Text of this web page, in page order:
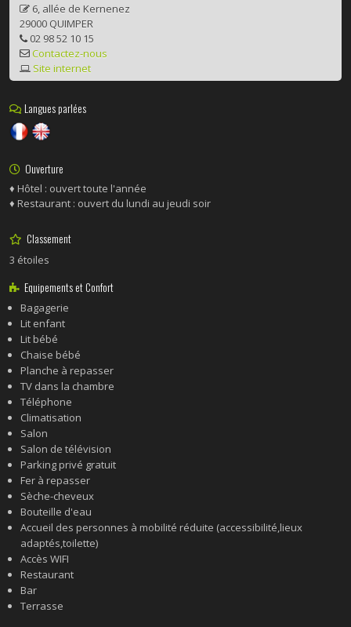
6, allée de Kernenez
29000 QUIMPER
02 98 52 10 15
Contactez-nous
Site internet
Langues parlées
Ouverture
♦ Hôtel : ouvert toute l'année
♦ Restaurant : ouvert du lundi au jeudi soir
Classement
3 étoiles
Equipements et Confort
Bagagerie
Lit enfant
Lit bébé
Chaise bébé
Planche à repasser
TV dans la chambre
Téléphone
Climatisation
Salon
Salon de télévision
Parking privé gratuit
Fer à repasser
Sèche-cheveux
Bouteille d'eau
Accueil des personnes à mobilité réduite (accessibilité,lieux
adaptés,toilette)
Accès WIFI
Restaurant
Bar
Terrasse